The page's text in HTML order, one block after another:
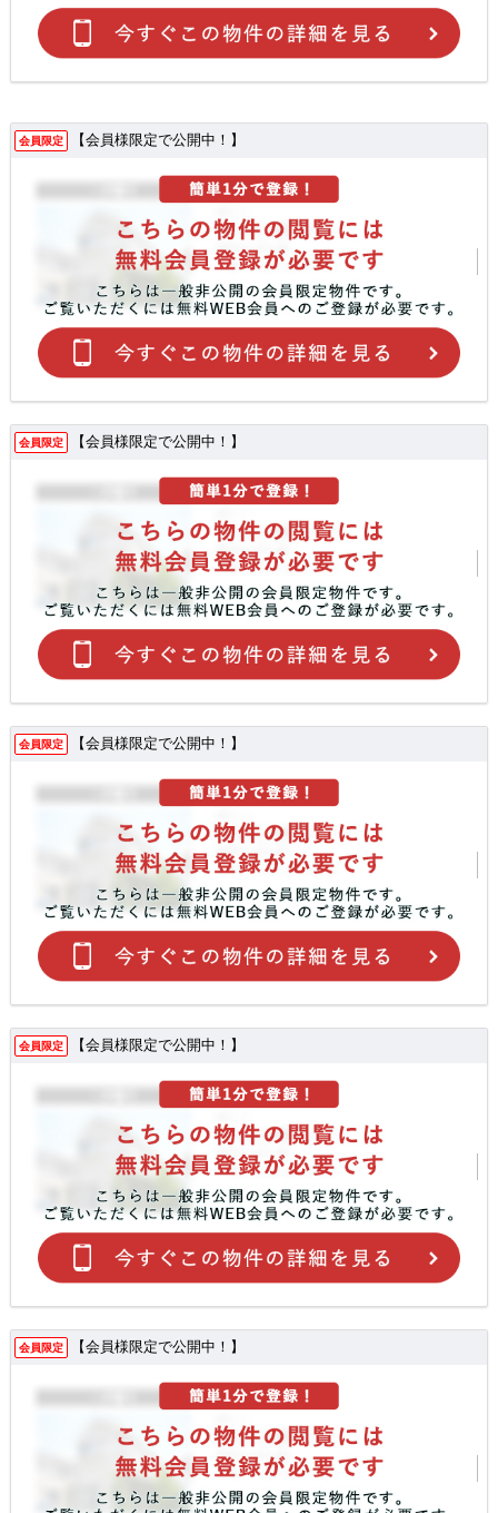
会員限定 【会員様限定で公開中！】
会員限定 【会員様限定で公開中！】
会員限定 【会員様限定で公開中！】
会員限定 【会員様限定で公開中！】
会員限定 【会員様限定で公開中！】